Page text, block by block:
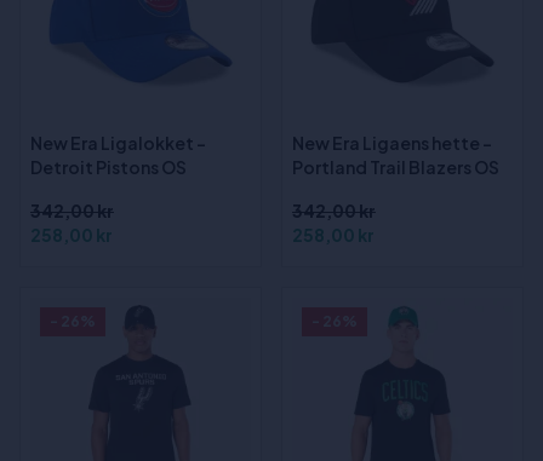
New Era Ligalokket -
Detroit Pistons OS
342,00 kr
258,00 kr
New Era Ligaens hette -
Portland Trail Blazers OS
342,00 kr
258,00 kr